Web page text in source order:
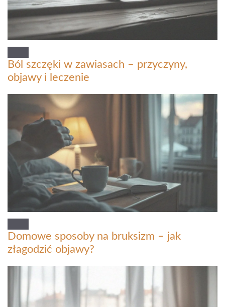
Ból szczęki w zawiasach – przyczyny,
objawy i leczenie
Domowe sposoby na bruksizm – jak
złagodzić objawy?